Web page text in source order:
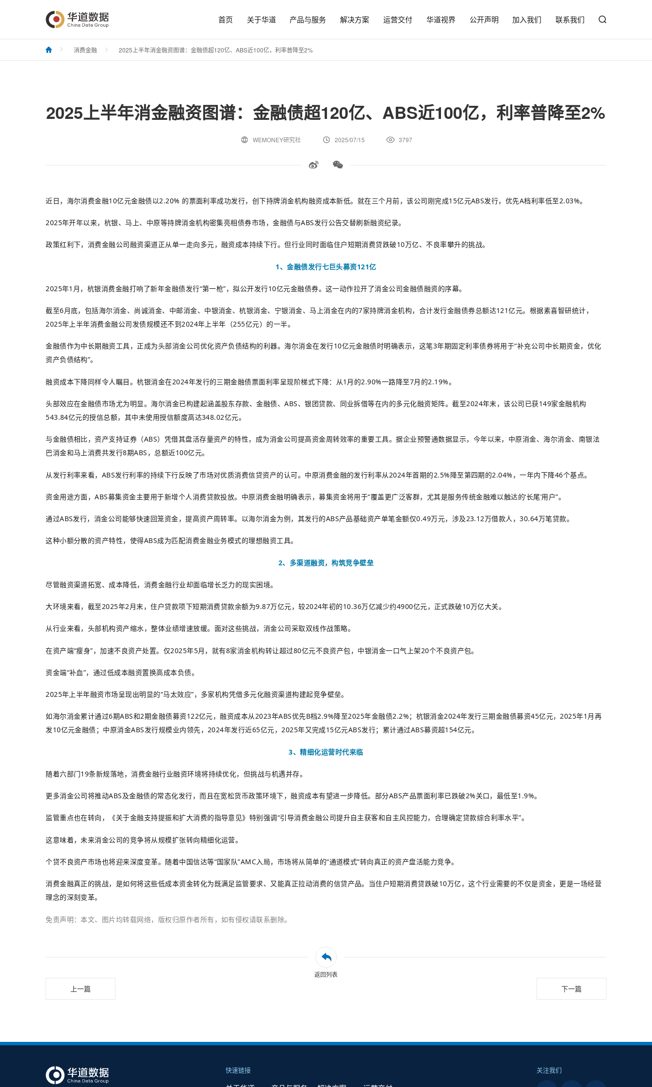
首页 关于华道 产品与服务 解决方案 运营交付 华道视界 公开声明 加入我们 联系我们
消费金融 2025上半年消金融资图谱：金融债超120亿、ABS近100亿，利率普降至2%
2025上半年消金融资图谱：金融债超120亿、ABS近100亿，利率普降至2%
WEMONEY研究社 2025/07/15 3797
近日，海尔消费金融10亿元金融债以2.20% 的票面利率成功发行，创下持牌消金机构融资成本新低。就在三个月前，该公司刚完成15亿元ABS发行，优先A档利率低至2.03%。
2025年开年以来，杭银、马上、中原等持牌消金机构密集亮相债券市场，金融债与ABS发行公告交替刷新融资纪录。
政策红利下，消费金融公司融资渠道正从单一走向多元，融资成本持续下行。但行业同时面临住户短期消费贷跌破10万亿、不良率攀升的挑战。
1、金融债发行七巨头募资121亿
2025年1月，杭银消费金融打响了新年金融债发行“第一枪”，拟公开发行10亿元金融债券。这一动作拉开了消金公司金融债融资的序幕。
截至6月底，包括海尔消金、尚诚消金、中邮消金、中银消金、杭银消金、宁银消金、马上消金在内的7家持牌消金机构，合计发行金融债券总额达121亿元。根据素喜智研统计，
2025年上半年消费金融公司发债规模还不到2024年上半年（255亿元）的一半。
金融债作为中长期融资工具，正成为头部消金公司优化资产负债结构的利器。海尔消金在发行10亿元金融债时明确表示，这笔3年期固定利率债券将用于“补充公司中长期资金，优化
资产负债结构”。
融资成本下降同样令人瞩目。杭银消金在2024年发行的三期金融债票面利率呈现阶梯式下降：从1月的2.90%一路降至7月的2.19%。
头部效应在金融债市场尤为明显。海尔消金已构建起涵盖股东存款、金融债、ABS、银团贷款、同业拆借等在内的多元化融资矩阵。截至2024年末，该公司已获149家金融机构
543.84亿元的授信总额，其中未使用授信额度高达348.02亿元。
与金融债相比，资产支持证券（ABS）凭借其盘活存量资产的特性，成为消金公司提高资金周转效率的重要工具。据企业预警通数据显示，今年以来，中原消金、海尔消金、南银法
巴消金和马上消费共发行8期ABS，总额近100亿元。
从发行利率来看，ABS发行利率的持续下行反映了市场对优质消费信贷资产的认可。中原消费金融的发行利率从2024年首期的2.5%降至第四期的2.04%，一年内下降46个基点。
资金用途方面，ABS募集资金主要用于新增个人消费贷款投放。中原消费金融明确表示，募集资金将用于“覆盖更广泛客群，尤其是服务传统金融难以触达的‘长尾’用户”。
通过ABS发行，消金公司能够快速回笼资金，提高资产周转率。以海尔消金为例，其发行的ABS产品基础资产单笔金额仅0.49万元，涉及23.12万借款人，30.64万笔贷款。
这种小额分散的资产特性，使得ABS成为匹配消费金融业务模式的理想融资工具。
2、多渠道融资，构筑竞争壁垒
尽管融资渠道拓宽、成本降低，消费金融行业却面临增长乏力的现实困境。
大环境来看，截至2025年2月末，住户贷款项下短期消费贷款余额为9.87万亿元，较2024年初的10.36万亿减少约4900亿元，正式跌破10万亿大关。
从行业来看，头部机构资产缩水，整体业绩增速放缓。面对这些挑战，消金公司采取双线作战策略。
在资产端“瘦身”，加速不良资产处置。仅2025年5月，就有8家消金机构转让超过80亿元不良资产包，中银消金一口气上架20个不良资产包。
资金端“补血”，通过低成本融资置换高成本负债。
2025年上半年融资市场呈现出明显的“马太效应”，多家机构凭借多元化融资渠道构建起竞争壁垒。
如海尔消金累计通过6期ABS和2期金融债募资122亿元，融资成本从2023年ABS优先B档2.9%降至2025年金融债2.2%；杭银消金2024年发行三期金融债募资45亿元，2025年1月再
发10亿元金融债；中原消金ABS发行规模业内领先，2024年发行近65亿元，2025年又完成15亿元ABS发行；累计通过ABS募资超154亿元。
3、精细化运营时代来临
随着六部门19条新规落地，消费金融行业融资环境将持续优化，但挑战与机遇并存。
更多消金公司将推动ABS及金融债的常态化发行，而且在宽松货币政策环境下，融资成本有望进一步降低。部分ABS产品票面利率已跌破2%关口，最低至1.9%。
监管重点也在转向，《关于金融支持提振和扩大消费的指导意见》特别强调“引导消费金融公司提升自主获客和自主风控能力，合理确定贷款综合利率水平”。
这意味着，未来消金公司的竞争将从规模扩张转向精细化运营。
个贷不良资产市场也将迎来深度变革。随着中国信达等“国家队”AMC入局，市场将从简单的“通道模式”转向真正的资产盘活能力竞争。
消费金融真正的挑战，是如何将这些低成本资金转化为既满足监管要求、又能真正拉动消费的信贷产品。当住户短期消费贷跌破10万亿，这个行业需要的不仅是资金，更是一场经营
理念的深刻变革。
免责声明：本文、图片均转载网络，版权归原作者所有，如有侵权请联系删除。
返回列表
上一篇 下一篇
快速链接 关注我们